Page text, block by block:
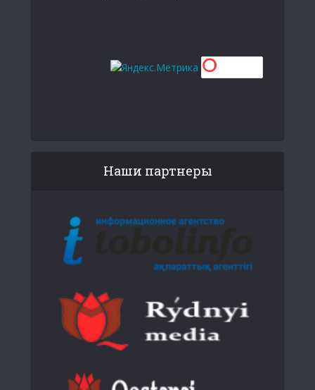
Наши партнеры